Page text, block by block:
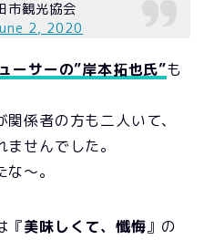
市観光協会
2, 2020
ーサーの”岸本拓也氏”も
係者の方も二人いて、
せんでした。
～。
『美味しくて、懺悔』の